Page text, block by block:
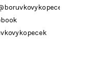
boruvkovykopecek.cz